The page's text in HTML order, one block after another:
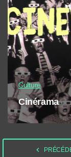
Culture
Cinérama
navigate_before